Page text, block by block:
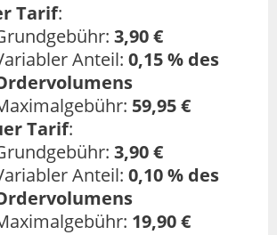
Tarif:
3,90 €
Anteil: 0,15 % des
59,95 €
Tarif:
3,90 €
Anteil: 0,10 % des
19,90 €